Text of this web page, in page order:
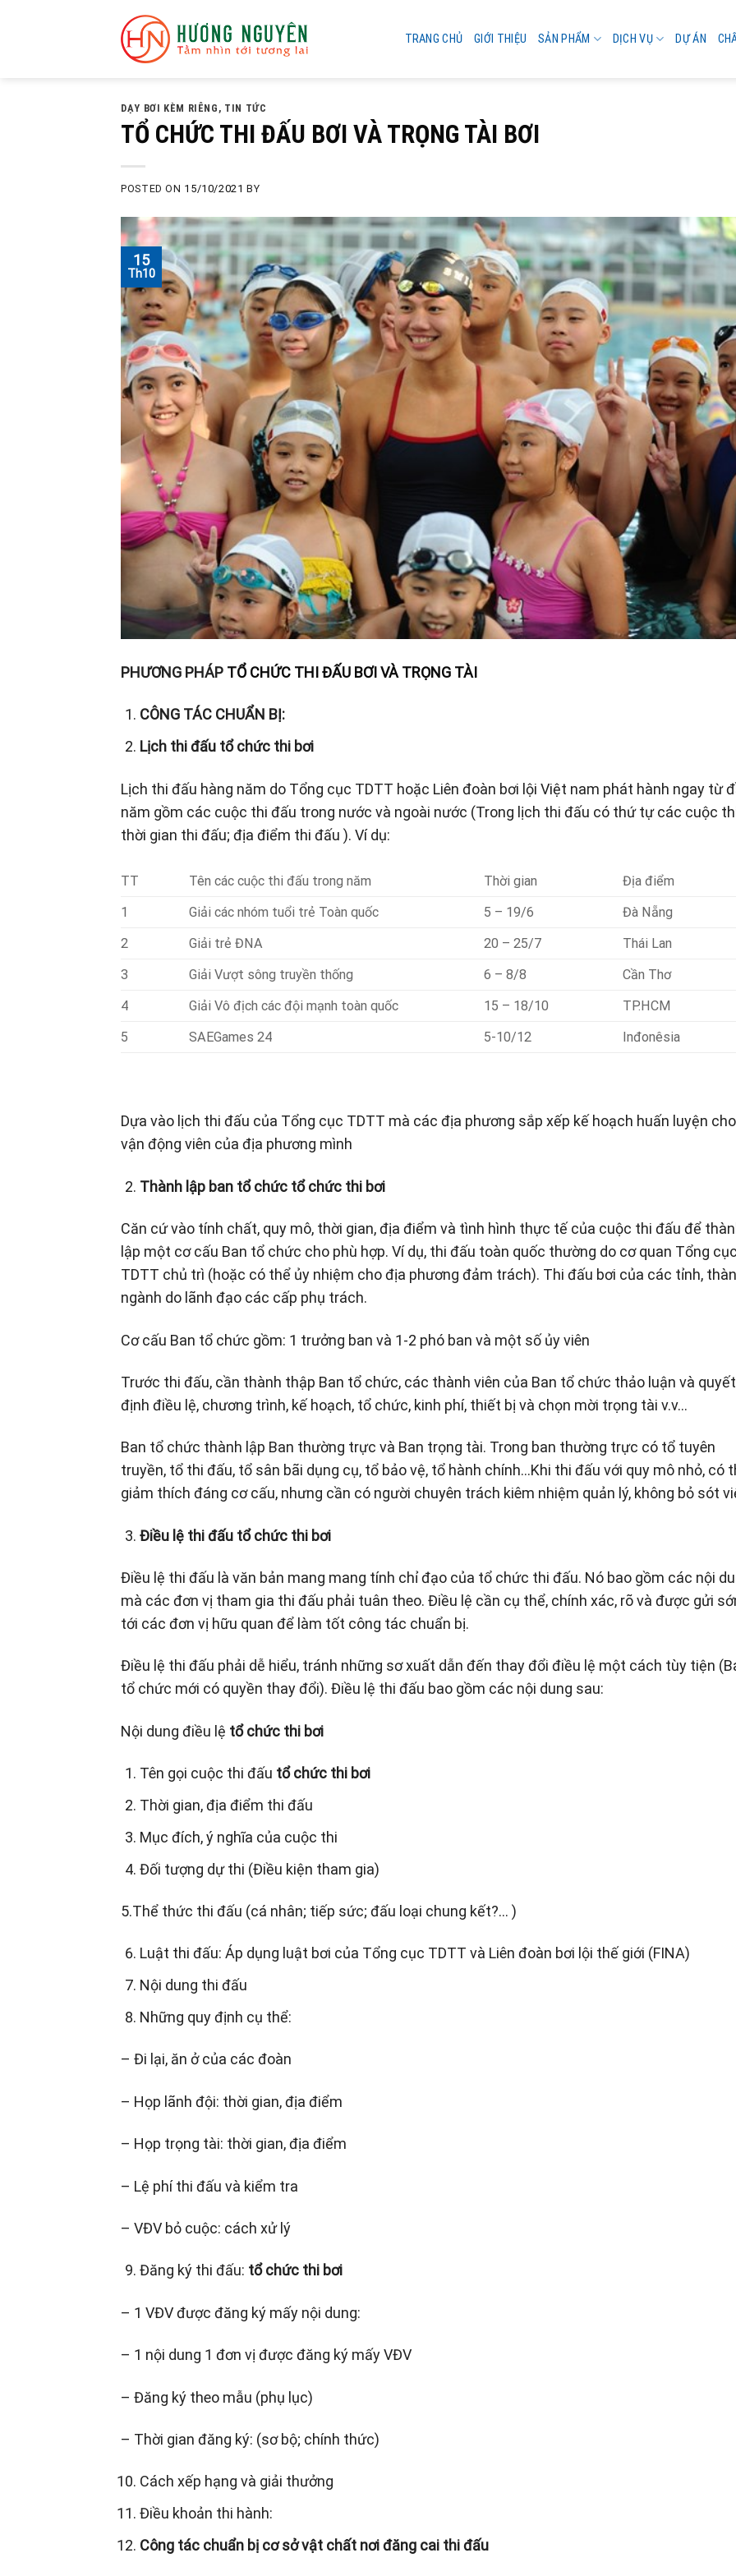
TRANG CHỦ GIỚI THIỆU SẢN PHẨM DỊCH VỤ DỰ ÁN
DẠY BƠI KÈM RIÊNG , TIN TỨC
TỔ CHỨC THI ĐẤU BƠI VÀ TRỌNG TÀI BƠI
POSTED ON 15/10/2021 BY
15
Th10
PHƯƠNG PHÁP TỔ CHỨC THI ĐẤU BƠI VÀ TRỌNG TÀI
CÔNG TÁC CHUẨN BỊ:
Lịch thi đấu tổ chức thi bơi
Lịch thi đấu hàng năm do Tổng cục TDTT hoặc Liên đoàn bơi lội Việt nam phát hành ngay từ
năm gồm các cuộc thi đấu trong nước và ngoài nước (Trong lịch thi đấu có thứ tự các cuộc
thời gian thi đấu; địa điểm thi đấu ). Ví dụ:
TT Tên các cuộc thi đấu trong năm Thời gian
Địa điểm
1
Giải các nhóm tuổi trẻ Toàn quốc 5 – 19/6
Đà Nẵng
2
Giải trẻ ĐNA 20 – 25/7
Thái Lan
3
Giải Vượt sông truyền thống 6 – 8/8
Cần Thơ
4
Giải Vô địch các đội mạnh toàn quốc 15 – 18/10
TP.HCM
5
SAEGames 24 5-10/12 Inđonêsia
Dựa vào lịch thi đấu của Tổng cục TDTT mà các địa phương sắp xếp kế hoạch huấn luyện cho
vận động viên của địa phương mình
Thành lập ban tổ chức tổ chức thi bơi
Căn cứ vào tính chất, quy mô, thời gian, địa điểm và tình hình thực tế của cuộc thi đấu để
lập một cơ cấu Ban tổ chức cho phù hợp. Ví dụ, thi đấu toàn quốc thường do cơ quan Tổng cục
TDTT chủ trì (hoặc có thể ủy nhiệm cho địa phương đảm trách). Thi đấu bơi của các tỉnh,
ngành do lãnh đạo các cấp phụ trách.
Cơ cấu Ban tổ chức gồm: 1 trưởng ban và 1-2 phó ban và một số ủy viên
Trước thi đấu, cần thành thập Ban tổ chức, các thành viên của Ban tổ chức thảo luận và quyết
định điều lệ, chương trình, kế hoạch, tổ chức, kinh phí, thiết bị và chọn mời trọng tài v.v…
Ban tổ chức thành lập Ban thường trực và Ban trọng tài. Trong ban thường trực có tổ tuyên
truyền, tổ thi đấu, tổ sân bãi dụng cụ, tổ bảo vệ, tổ hành chính…Khi thi đấu với quy mô nhỏ, có
giảm thích đáng cơ cấu, nhưng cần có người chuyên trách kiêm nhiệm quản lý, không bỏ sót
Điều lệ thi đấu tổ chức thi bơi
Điều lệ thi đấu là văn bản mang mang tính chỉ đạo của tổ chức thi đấu. Nó bao gồm các nội
mà các đơn vị tham gia thi đấu phải tuân theo. Điều lệ cần cụ thể, chính xác, rõ và được gửi
tới các đơn vị hữu quan để làm tốt công tác chuẩn bị.
Điều lệ thi đấu phải dễ hiểu, tránh những sơ xuất dẫn đến thay đổi điều lệ một cách tùy tiện
tổ chức mới có quyền thay đổi). Điều lệ thi đấu bao gồm các nội dung sau:
Nội dung điều lệ tổ chức thi bơi
Tên gọi cuộc thi đấu tổ chức thi bơi
Thời gian, địa điểm thi đấu
Mục đích, ý nghĩa của cuộc thi
Đối tượng dự thi (Điều kiện tham gia)
5.Thể thức thi đấu (cá nhân; tiếp sức; đấu loại chung kết?… )
Luật thi đấu: Áp dụng luật bơi của Tổng cục TDTT và Liên đoàn bơi lội thế giới (FINA)
Nội dung thi đấu
Những quy định cụ thể:
– Đi lại, ăn ở của các đoàn
– Họp lãnh đội: thời gian, địa điểm
– Họp trọng tài: thời gian, địa điểm
– Lệ phí thi đấu và kiểm tra
– VĐV bỏ cuộc: cách xử lý
Đăng ký thi đấu: tổ chức thi bơi
– 1 VĐV được đăng ký mấy nội dung:
– 1 nội dung 1 đơn vị được đăng ký mấy VĐV
– Đăng ký theo mẫu (phụ lục)
– Thời gian đăng ký: (sơ bộ; chính thức)
Cách xếp hạng và giải thưởng
Điều khoản thi hành:
Công tác chuẩn bị cơ sở vật chất nơi đăng cai thi đấu